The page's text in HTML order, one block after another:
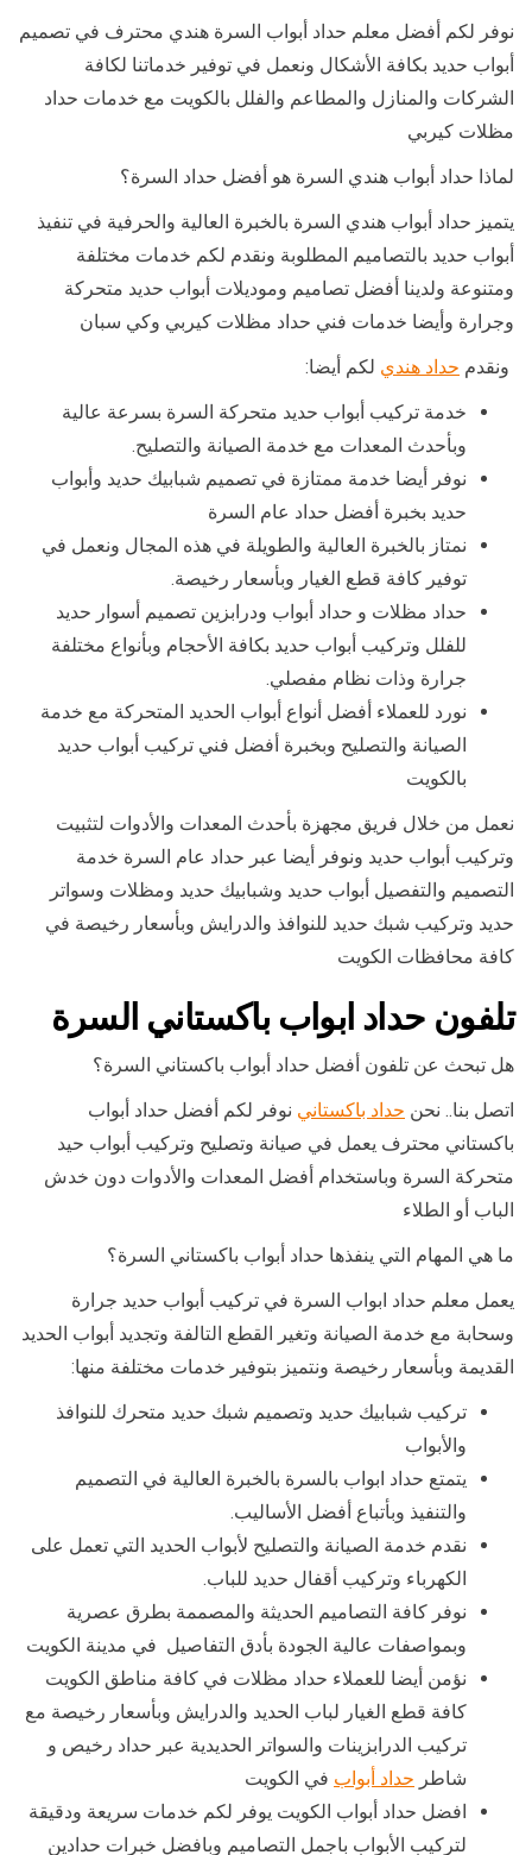
نوفر لكم أفضل معلم حداد أبواب السرة هندي محترف في تصميم
أبواب حديد بكافة الأشكال ونعمل في توفير خدماتنا لكافة
الشركات والمنازل والمطاعم والفلل بالكويت مع خدمات حداد
مظلات كيربي
لماذا حداد أبواب هندي السرة هو أفضل حداد السرة؟
يتميز حداد أبواب هندي السرة بالخبرة العالية والحرفية في تنفيذ
أبواب حديد بالتصاميم المطلوبة ونقدم لكم خدمات مختلفة
ومتنوعة ولدينا أفضل تصاميم وموديلات أبواب حديد متحركة
وجرارة وأيضا خدمات فني حداد مظلات كيربي وكي سبان
ونقدم حداد هندي لكم أيضا:
خدمة تركيب أبواب حديد متحركة السرة بسرعة عالية
وبأحدث المعدات مع خدمة الصيانة والتصليح.
نوفر أيضا خدمة ممتازة في تصميم شبابيك حديد وأبواب
حديد بخبرة أفضل حداد عام السرة
نمتاز بالخبرة العالية والطويلة في هذه المجال ونعمل في
توفير كافة قطع الغيار وبأسعار رخيصة.
حداد مظلات و حداد أبواب ودرابزين تصميم أسوار حديد
للفلل وتركيب أبواب حديد بكافة الأحجام وبأنواع مختلفة
جرارة وذات نظام مفصلي.
نورد للعملاء أفضل أنواع أبواب الحديد المتحركة مع خدمة
الصيانة والتصليح وبخبرة أفضل فني تركيب أبواب حديد
بالكويت
نعمل من خلال فريق مجهزة بأحدث المعدات والأدوات لتثبيت
وتركيب أبواب حديد ونوفر أيضا عبر حداد عام السرة خدمة
التصميم والتفصيل أبواب حديد وشبابيك حديد ومظلات وسواتر
حديد وتركيب شبك حديد للنوافذ والدرايش وبأسعار رخيصة في
كافة محافظات الكويت
تلفون حداد ابواب باكستاني السرة
هل تبحث عن تلفون أفضل حداد أبواب باكستاني السرة؟
اتصل بنا.. نحن حداد باكستاني نوفر لكم أفضل حداد أبواب
باكستاني محترف يعمل في صيانة وتصليح وتركيب أبواب حيد
متحركة السرة وباستخدام أفضل المعدات والأدوات دون خدش
الباب أو الطلاء
ما هي المهام التي ينفذها حداد أبواب باكستاني السرة؟
يعمل معلم حداد ابواب السرة في تركيب أبواب حديد جرارة
وسحابة مع خدمة الصيانة وتغير القطع التالفة وتجديد أبواب الحديد
القديمة وبأسعار رخيصة ونتميز بتوفير خدمات مختلفة منها:
تركيب شبابيك حديد وتصميم شبك حديد متحرك للنوافذ
والأبواب
يتمتع حداد ابواب بالسرة بالخبرة العالية في التصميم
والتنفيذ وبأتباع أفضل الأساليب.
نقدم خدمة الصيانة والتصليح لأبواب الحديد التي تعمل على
الكهرباء وتركيب أقفال حديد للباب.
نوفر كافة التصاميم الحديثة والمصممة بطرق عصرية
وبمواصفات عالية الجودة بأدق التفاصيل في مدينة الكويت
نؤمن أيضا للعملاء حداد مظلات في كافة مناطق الكويت
كافة قطع الغيار لباب الحديد والدرايش وبأسعار رخيصة مع
تركيب الدرابزينات والسواتر الحديدية عبر حداد رخيص و
شاطر حداد أبواب في الكويت
افضل حداد أبواب الكويت يوفر لكم خدمات سريعة ودقيقة
لتركيب الأبواب باجمل التصاميم وبافضل خبرات حدادين